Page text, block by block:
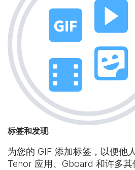
标签和发现
为您的 GIF 添加标签，以便他
Tenor 应用、Gboard 和许多